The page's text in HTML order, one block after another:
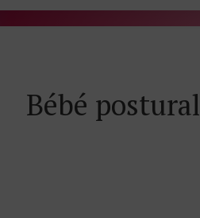
Bébé postural